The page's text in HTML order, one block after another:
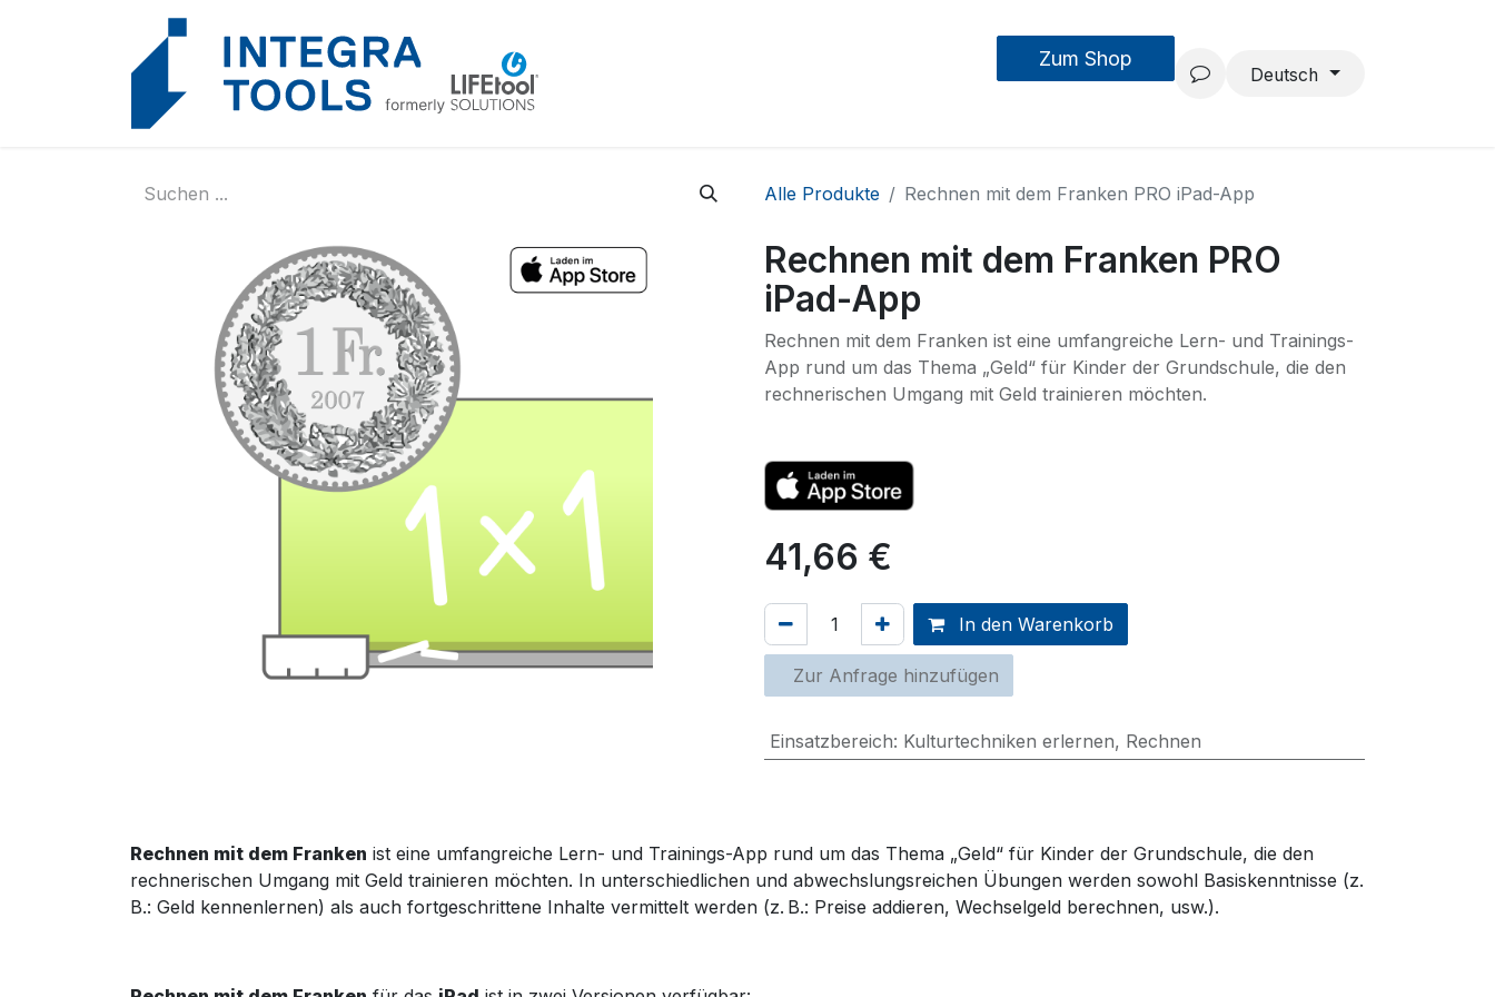
IntegraMouseAIR Forschung & Entwicklung
Zum Shop
Deutsch
Alle Produkte Rechnen mit dem Franken PRO iPad-App
Rechnen mit dem Franken PRO
iPad-App
Rechnen mit dem Franken ist eine umfangreiche Lern- und Trainings-
App rund um das Thema „Geld“ für Kinder der Grundschule, die den
rechnerischen Umgang mit Geld trainieren möchten.
41,66 €
In den Warenkorb
Zur Anfrage hinzufügen
Einsatzbereich: Kulturtechniken erlernen, Rechnen
Rechnen mit dem Franken ist eine umfangreiche Lern- und Trainings-App rund um das Thema „Geld“ für Kinder der Grundschule, die den
rechnerischen Umgang mit Geld trainieren möchten. In unterschiedlichen und abwechslungsreichen Übungen werden sowohl Basiskenntnisse (z.
B.: Geld kennenlernen) als auch fortgeschrittene Inhalte vermittelt werden (z. B.: Preise addieren, Wechselgeld berechnen, usw.).
Cookie-Einstellungen